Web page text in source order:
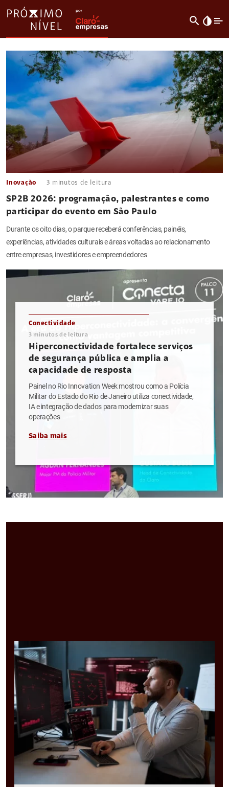
search invert_colors
Inovação 3 minutos de leitura
SP2B 2026: programação, palestrantes e como
participar do evento em São Paulo
Durante os oito dias, o parque receberá conferências, painéis,
experiências, atividades culturais e áreas voltadas ao relacionamento
entre empresas, investidores e empreendedores
Conectividade
3 minutos de leitura
Hiperconectividade fortalece serviços
de segurança pública e amplia a
capacidade de resposta
Painel no Rio Innovation Week mostrou como a Polícia
Militar do Estado do Rio de Janeiro utiliza conectividade,
IA e integração de dados para modernizar suas
operações
Saiba mais